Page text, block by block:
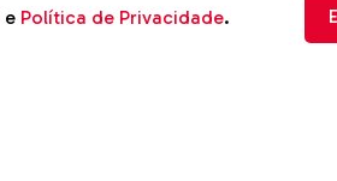
e Política de Privacidade.